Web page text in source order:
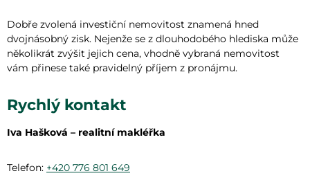
Dobře zvolená investiční nemovitost znamená hned
dvojnásobný zisk. Nejenže se z dlouhodobého hlediska může
několikrát zvýšit jejich cena, vhodně vybraná nemovitost
vám přinese také pravidelný příjem z pronájmu.
Rychlý kontakt
Iva Hašková – realitní makléřka
Telefon: +420 776 801 649